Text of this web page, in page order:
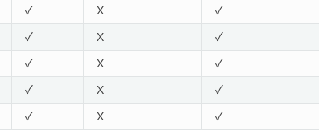
✓ X ✓
✓ X ✓
✓ X ✓
✓ X ✓
✓ X ✓